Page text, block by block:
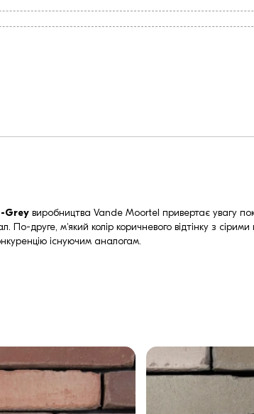
Grey виробництва Vande Moortel привертає увагу
По-друге, м'який колір коричневого відтінку з
існуючим аналогам.